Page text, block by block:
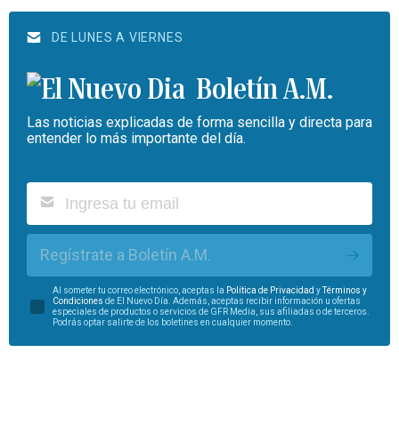
DE LUNES A VIERNES
Boletín A.M.
Las noticias explicadas de forma sencilla y directa para
entender lo más importante del día.
Regístrate a Boletín A.M.
Al someter tu correo electrónico, aceptas la Política de Privacidad y
Términos y
Condiciones de El Nuevo Día. Además, aceptas recibir información u ofertas
especiales de productos o servicios de GFR Media, sus afiliadas o de terceros.
Podrás optar salirte de los boletines en cualquier momento.